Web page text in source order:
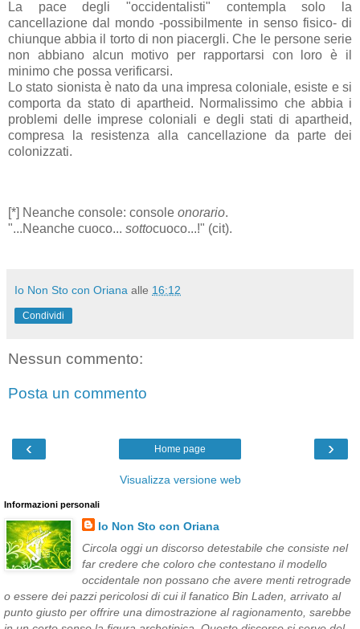
La pace degli "occidentalisti" contempla solo la
cancellazione dal mondo -possibilmente in senso fisico- di
chiunque abbia il torto di non piacergli. Che le persone serie
non abbiano alcun motivo per rapportarsi con loro è il
minimo che possa verificarsi.
Lo stato sionista è nato da una impresa coloniale, esiste e si
comporta da stato di apartheid. Normalissimo che abbia i
problemi delle imprese coloniali e degli stati di apartheid,
compresa la resistenza alla cancellazione da parte dei
colonizzati.
[*] Neanche console: console onorario.
"...Neanche cuoco... sottocuoco...!" (cit).
Io Non Sto con Oriana alle 16:12
Condividi
Nessun commento:
Posta un commento
‹ ›
Home page
Visualizza versione web
Informazioni personali
Io Non Sto con Oriana
Circola oggi un discorso detestabile che consiste nel
far credere che coloro che contestano il modello
occidentale non possano che avere menti retrograde
o essere dei pazzi pericolosi di cui il fanatico Bin Laden, arrivato al
punto giusto per offrire una dimostrazione al ragionamento, sarebbe